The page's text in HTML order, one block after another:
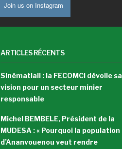
Join us on Instagram
ARTICLES RÉCENTS
Sinématiali : la FECOMCI dévoile sa
vision pour un secteur minier
responsable
Michel BEMBELE, Président de la
MUDESA : « Pourquoi la population
d’Ananvouenou veut rendre